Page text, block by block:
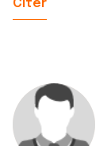
Citer